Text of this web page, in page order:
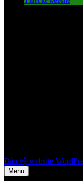
Bảo vệ website
Menu